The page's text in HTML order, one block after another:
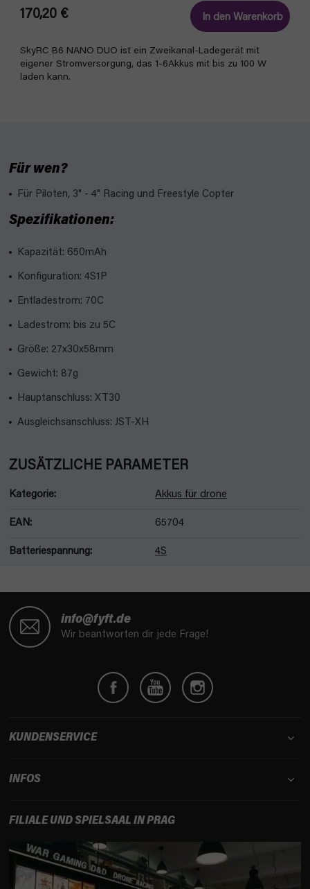
170,20 € In den Warenkorb
SkyRC B6 NANO DUO ist ein Zweikanal-Ladegerät mit
eigener Stromversorgung, das 1-6Akkus mit bis zu 100 W
laden kann.
Für wen?
Für Piloten, 3" - 4" Racing und Freestyle Copter
Spezifikationen:
Kapazität: 650mAh
Konfiguration: 4S1P
Entladestrom: 70C
Ladestrom: bis zu 5C
Größe: 27x30x58mm
Gewicht: 87g
Hauptanschluss: XT30
Ausgleichsanschluss: JST-XH
ZUSÄTZLICHE PARAMETER
Kategorie: Akkus für drone
EAN: 65704
Batteriespannung: 4S
info@fyft.de
Wir beantworten dir jede Frage!
KUNDENSERVICE
INFOS
FILIALE UND SPIELSAAL IN PRAG